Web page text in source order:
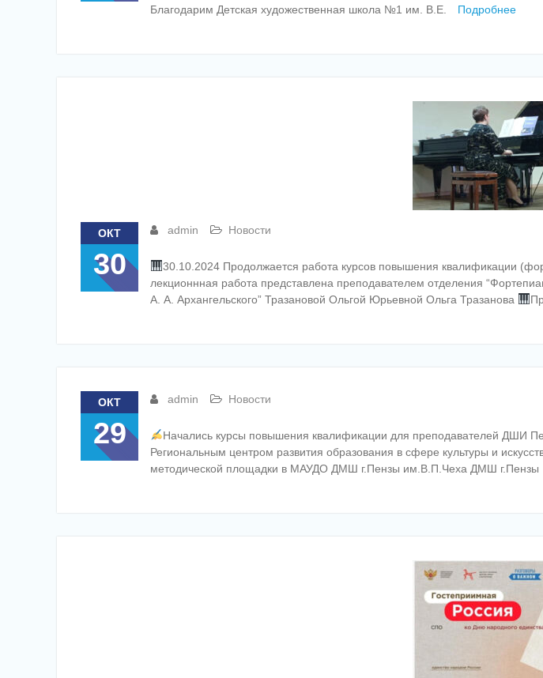
Благодарим Детская художественная школа №1 им. В.Е.
Подробнее
ОКТ
30
admin Новости
30.10.2024 Продолжается работа курсов повышения квалификации
лекционнная работа представлена преподавателем отделения
А. А. Архангельского” Тразановой Ольгой Юрьевной Ольга Тразанова
ОКТ
29
admin Новости
Начались курсы повышения квалификации для преподавателей ДШИ
Региональным центром развития образования в сфере культуры и
методической площадки в МАУДО ДМШ г.Пензы им.В.П.Чеха ДМШ г.Пензы